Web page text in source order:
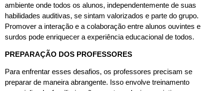
ambiente onde todos os alunos, independentemente de suas
habilidades auditivas, se sintam valorizados e parte do grupo.
Promover a interação e a colaboração entre alunos ouvintes e
surdos pode enriquecer a experiência educacional de todos.
PREPARAÇÃO DOS PROFESSORES
Para enfrentar esses desafios, os professores precisam se
preparar de maneira abrangente. Isso envolve treinamento